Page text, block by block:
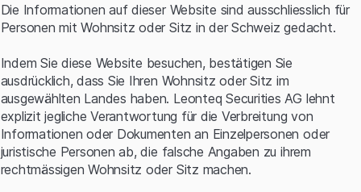
Serverfehler.
Die Informationen auf dieser Website sind ausschliesslich für
Personen mit Wohnsitz oder Sitz in der Schweiz gedacht.
Indem Sie diese Website besuchen, bestätigen Sie
ausdrücklich, dass Sie Ihren Wohnsitz oder Sitz im
ausgewählten Landes haben. Leonteq Securities AG lehnt
explizit jegliche Verantwortung für die Verbreitung von
Informationen oder Dokumenten an Einzelpersonen oder
juristische Personen ab, die falsche Angaben zu ihrem
rechtmässigen Wohnsitz oder Sitz machen.